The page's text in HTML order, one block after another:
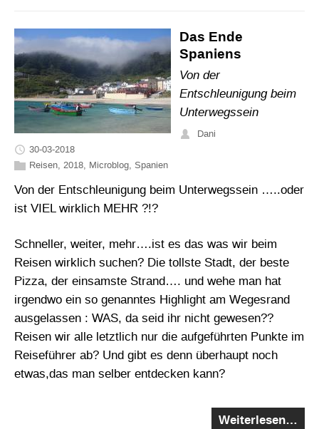
Das Ende
Spaniens
Von der
Entschleunigung beim
Unterwegssein
Dani
30-03-2018
Reisen, 2018, Microblog, Spanien
Von der Entschleunigung beim Unterwegssein …..oder
ist VIEL wirklich MEHR ?!?
Schneller, weiter, mehr….ist es das was wir beim
Reisen wirklich suchen? Die tollste Stadt, der beste
Pizza, der einsamste Strand…. und wehe man hat
irgendwo ein so genanntes Highlight am Wegesrand
ausgelassen : WAS, da seid ihr nicht gewesen??
Reisen wir alle letztlich nur die aufgeführten Punkte im
Reiseführer ab? Und gibt es denn überhaupt noch
etwas,das man selber entdecken kann?
Weiterlesen…